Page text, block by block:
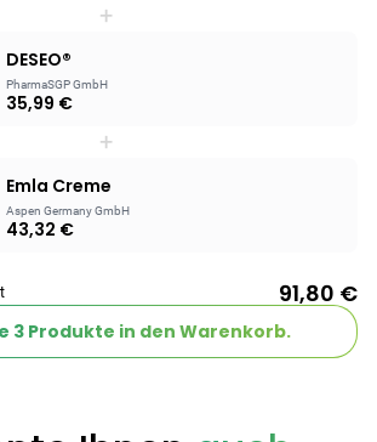
+
DESEO®
PharmaSGP GmbH
35,99 €
+
Emla Creme
Aspen Germany GmbH
43,32 €
91,80 €
3Produkte in den Warenkorb.